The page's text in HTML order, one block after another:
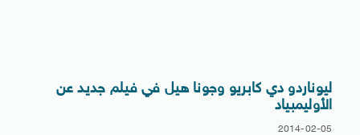
ليوناردو دي كابريو وجونا هيل في فيلم جديد عن
الأوليمبياد
2014-02-05